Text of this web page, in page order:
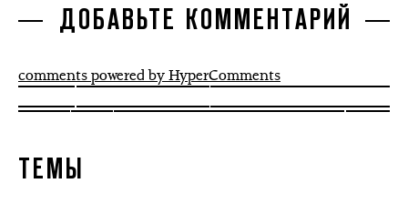
ДОБАВЬТЕ КОММЕНТАРИЙ
comments powered by HyperComments
ТЕМЫ